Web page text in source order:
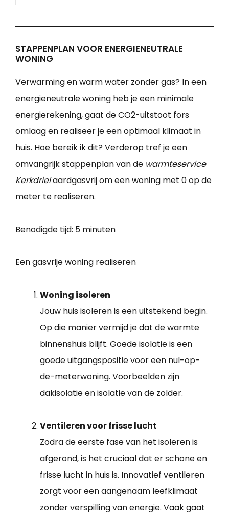
STAPPENPLAN VOOR ENERGIENEUTRALE
WONING
Verwarming en warm water zonder gas? In een
energieneutrale woning heb je een minimale
energierekening, gaat de CO2-uitstoot fors
omlaag en realiseer je een optimaal klimaat in
huis. Hoe bereik ik dit? Verderop tref je een
omvangrijk stappenplan van de warmteservice
Kerkdrielaardgasvrij om een woning met 0 op de
meter te realiseren.
Benodigde tijd: 5 minuten
Een gasvrije woning realiseren
Woning isoleren
Jouw huis isoleren is een uitstekend begin.
Op die manier vermijd je dat de warmte
binnenshuis blijft. Goede isolatie is een
goede uitgangspositie voor een nul-op-
de-meterwoning. Voorbeelden zijn
dakisolatie en isolatie van de zolder.
Ventileren voor frisse lucht
Zodra de eerste fase van het isoleren is
afgerond, is het cruciaal dat er schone en
frisse lucht in huis is. Innovatief ventileren
zorgt voor een aangenaam leefklimaat
zonder verspilling van energie. Vaak gaat